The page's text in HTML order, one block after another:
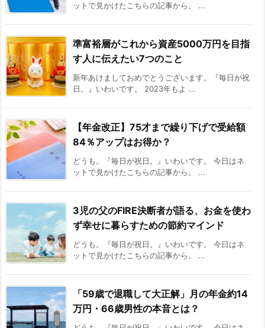
ットで見かけたこちらの記事から。 ...
準富裕層がこれから資産5000万円を目指
す人に伝えたい7つのこと
新年あけましておめでとうございます。『毎日が祝
日。』いわいです。 2023年もよ ...
【年金改正】75才まで繰り下げで受給額
84％アップはお得か？
どうも。『毎日が祝日。』いわいです。 今日はネ
ットで見かけたこちらの記事から。 ...
3児の父のFIRE決断者が語る、お金を使わ
ず幸せに暮らすための節約マインド
どうも。『毎日が祝日。』いわいです。 今日はネ
ットで見かけたこちらの記事から。 ...
「59歳で退職して大正解」月の年金約14
万円・66歳男性の本音とは？